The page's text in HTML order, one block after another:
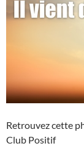
Retrouvez cette
Club Positif